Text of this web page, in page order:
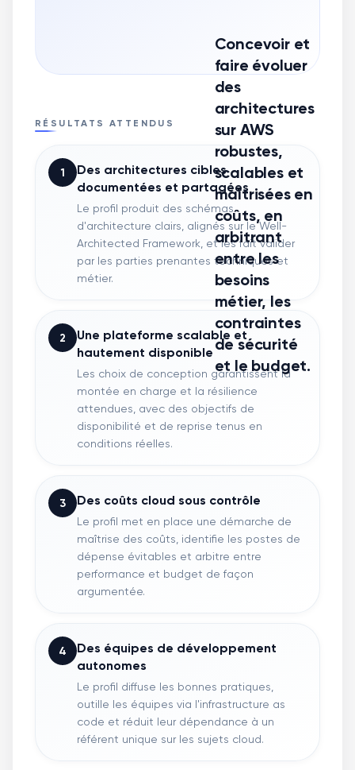
Concevoir et
faire évoluer
des
architectures
sur AWS
robustes,
scalables et
maîtrisées en
coûts, en
arbitrant
entre les
besoins
métier, les
contraintes
de sécurité
et le budget.
RÉSULTATS ATTENDUS
1
Des architectures cibles
documentées et partagées
Le profil produit des schémas
d'architecture clairs, alignés sur le Well-
Architected Framework, et les fait valider
par les parties prenantes techniques et
métier.
2
Une plateforme scalable et
hautement disponible
Les choix de conception garantissent la
montée en charge et la résilience
attendues, avec des objectifs de
disponibilité et de reprise tenus en
conditions réelles.
3 Des coûts cloud sous contrôle
Le profil met en place une démarche de
maîtrise des coûts, identifie les postes de
dépense évitables et arbitre entre
performance et budget de façon
argumentée.
4
Des équipes de développement
autonomes
Le profil diffuse les bonnes pratiques,
outille les équipes via l'infrastructure as
code et réduit leur dépendance à un
référent unique sur les sujets cloud.